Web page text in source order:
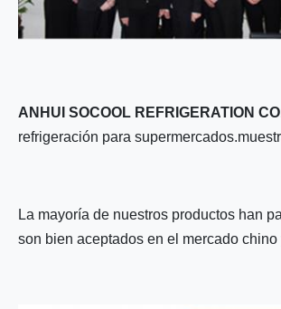
ANHUI SOCOOL REFRIGERATION
refrigeración para
La mayoría de nuestros productos han
son bien aceptados en el mercado